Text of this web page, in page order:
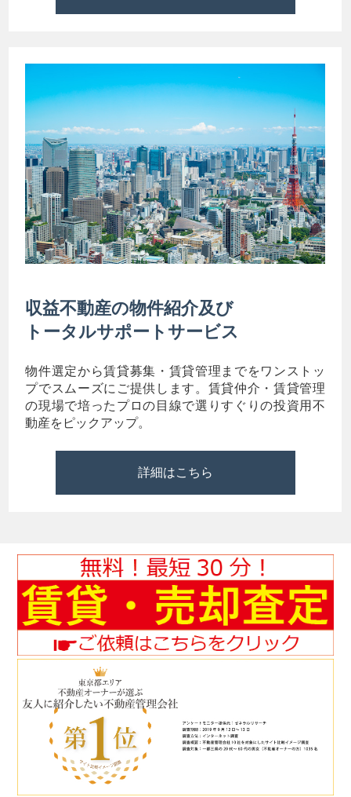
収益不動産の物件紹介及び
トータルサポートサービス
物件選定から賃貸募集・賃貸管理までをワンストッ
プでスムーズにご提供します。賃貸仲介・賃貸管理
の現場で培ったプロの目線で選りすぐりの投資用不
動産をピックアップ。
詳細はこちら